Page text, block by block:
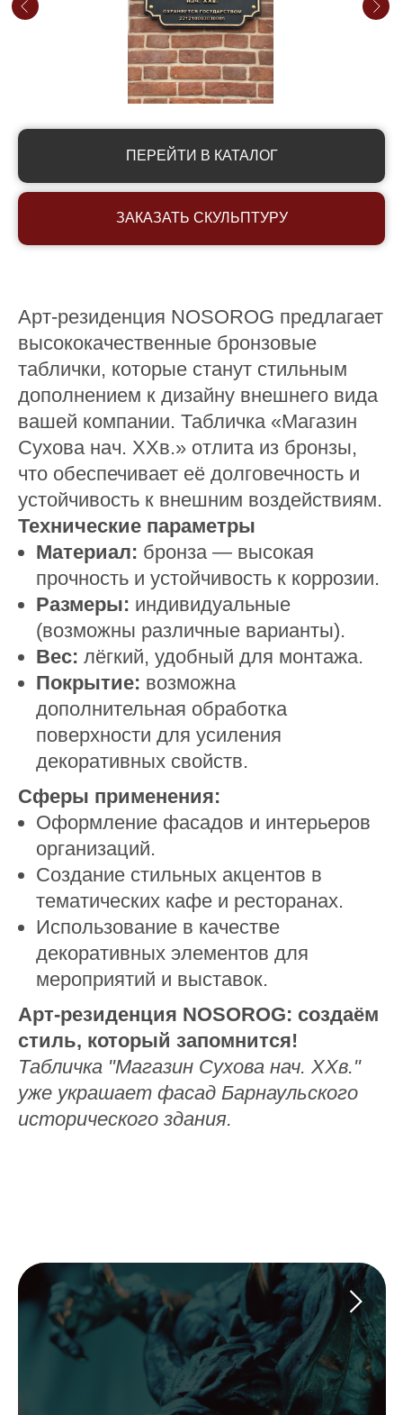
ПЕРЕЙТИ В КАТАЛОГ
ЗАКАЗАТЬ СКУЛЬПТУРУ
Арт-резиденция NOSOROG предлагает
высококачественные бронзовые
таблички, которые станут стильным
дополнением к дизайну внешнего вида
вашей компании. Табличка «Магазин
Сухова нач. ХХв.» отлита из бронзы,
что обеспечивает её долговечность и
устойчивость к внешним воздействиям.
Технические параметры
Материал: бронза — высокая
прочность и устойчивость к коррозии.
Размеры: индивидуальные
(возможны различные варианты).
Вес: лёгкий, удобный для монтажа.
Покрытие: возможна
дополнительная обработка
поверхности для усиления
декоративных свойств.
Сферы применения:
Оформление фасадов и интерьеров
организаций.
Создание стильных акцентов в
тематических кафе и ресторанах.
Использование в качестве
декоративных элементов для
мероприятий и выставок.
Арт-резиденция NOSOROG: создаём
стиль, который запомнится!
Табличка "Магазин Сухова нач. ХХв."
уже украшает фасад Барнаульского
исторического здания.